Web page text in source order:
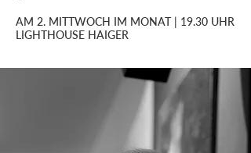
AM 2. MITTWOCH IM MONAT | 19.30 UHR
LIGHTHOUSE HAIGER